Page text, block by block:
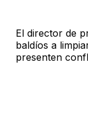
El director de
baldíos a
presenten